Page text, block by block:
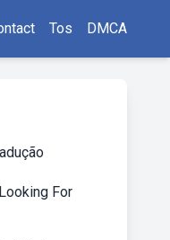
Tos DMCA
For